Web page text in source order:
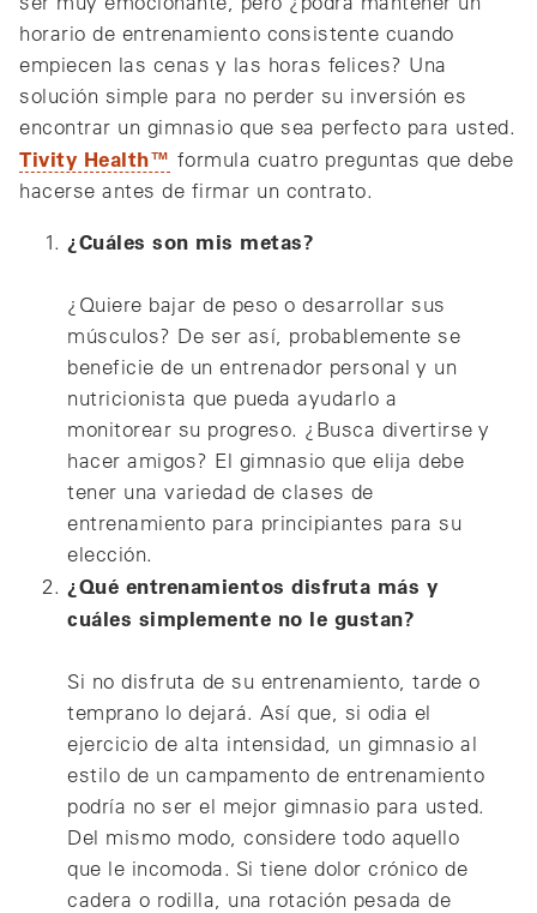
horario de entrenamiento consistente cuando
empiecen las cenas y las horas felices? Una
solución simple para no perder su inversión es
encontrar un gimnasio que sea perfecto para usted.
Tivity Health™ formula cuatro preguntas que debe
hacerse antes de firmar un contrato.
¿Cuáles son mis metas?
¿Quiere bajar de peso o desarrollar sus
músculos? De ser así, probablemente se
beneficie de un entrenador personal y un
nutricionista que pueda ayudarlo a
monitorear su progreso. ¿Busca divertirse y
hacer amigos? El gimnasio que elija debe
tener una variedad de clases de
entrenamiento para principiantes para su
elección.
¿Qué entrenamientos disfruta más y
cuáles simplemente no le gustan?
Si no disfruta de su entrenamiento, tarde o
temprano lo dejará. Así que, si odia el
ejercicio de alta intensidad, un gimnasio al
estilo de un campamento de entrenamiento
podría no ser el mejor gimnasio para usted.
Del mismo modo, considere todo aquello
que le incomoda. Si tiene dolor crónico de
cadera o rodilla, una rotación pesada de